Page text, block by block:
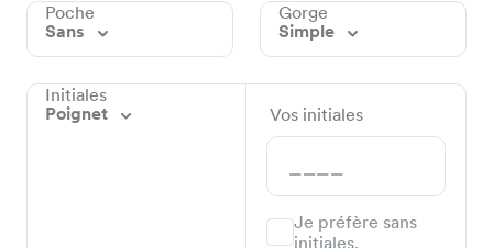
Poche
Sans
Gorge
Simple
Initiales
Poignet
Vos initiales
Je préfère sans
initiales.